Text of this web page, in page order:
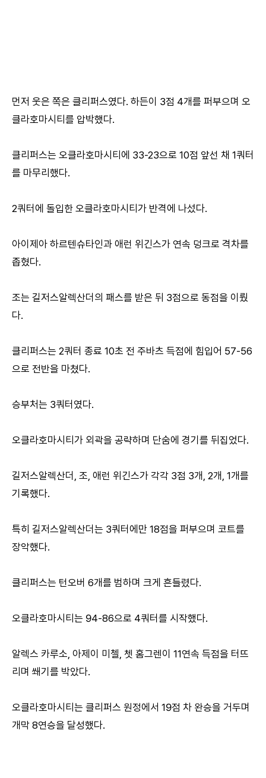
먼저 웃은 쪽은 클리퍼스였다. 하든이 3점 4개를 퍼부으며 오
클라호마시티를 압박했다.
클리퍼스는 오클라호마시티에 33-23으로 10점 앞선 채 1쿼터
를 마무리했다.
2쿼터에 돌입한 오클라호마시티가 반격에 나섰다.
아이제아 하르텐슈타인과 애런 위긴스가 연속 덩크로 격차를
좁혔다.
조는 길저스알렉산더의 패스를 받은 뒤 3점으로 동점을 이뤘
다.
클리퍼스는 2쿼터 종료 10초 전 주바츠 득점에 힘입어 57-56
으로 전반을 마쳤다.
승부처는 3쿼터였다.
오클라호마시티가 외곽을 공략하며 단숨에 경기를 뒤집었다.
길저스알렉산더, 조, 애런 위긴스가 각각 3점 3개, 2개, 1개를
기록했다.
특히 길저스알렉산더는 3쿼터에만 18점을 퍼부으며 코트를
장악했다.
클리퍼스는 턴오버 6개를 범하며 크게 흔들렸다.
오클라호마시티는 94-86으로 4쿼터를 시작했다.
알렉스 카루소, 아제이 미첼, 쳇 홈그렌이 11연속 득점을 터뜨
리며 쐐기를 박았다.
오클라호마시티는 클리퍼스 원정에서 19점 차 완승을 거두며
개막 8연승을 달성했다.